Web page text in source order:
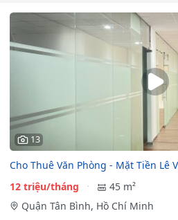
13
Cho Thuê Văn Phòng - Mặt Tiền Lê
12 triệu/tháng
45 m²
Quận Tân Bình, Hồ Chí Minh